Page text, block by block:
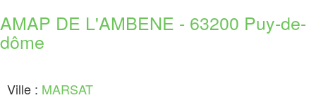
AMAP DE L'AMBENE - 63200 Puy-de-
dôme
Ville : MARSAT